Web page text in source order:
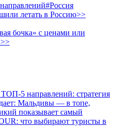
#Россия
летать в Россию>>
бочка» с ценами или
5 направлений: стратегия
Мальдивы — в топе,
показывает самый
что выбирают туристы в